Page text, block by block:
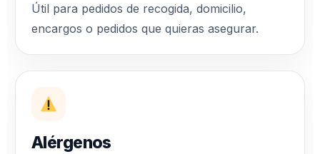
Útil para pedidos de recogida, domicilio,
encargos o pedidos que quieras asegurar.
Alérgenos